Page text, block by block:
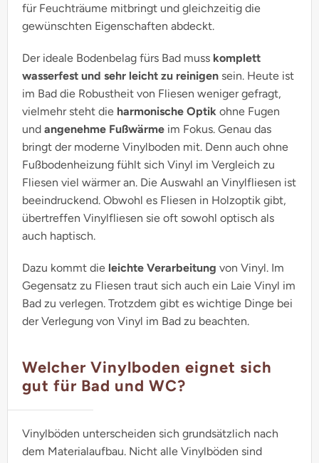
für Feuchträume mitbringt und gleichzeitig die
gewünschten Eigenschaften abdeckt.
Der ideale Bodenbelag fürs Bad muss komplett
wasserfest und sehr leicht zu reinigen sein. Heute ist
im Bad die Robustheit von Fliesen weniger gefragt,
vielmehr steht die harmonische Optik ohne Fugen
und angenehme Fußwärme im Fokus. Genau das
bringt der moderne Vinylboden mit. Denn auch ohne
Fußbodenheizung fühlt sich Vinyl im Vergleich zu
Fliesen viel wärmer an. Die Auswahl an Vinylfliesen ist
beeindruckend. Obwohl es Fliesen in Holzoptik gibt,
übertreffen Vinylfliesen sie oft sowohl optisch als
auch haptisch.
Dazu kommt die leichte Verarbeitung von Vinyl. Im
Gegensatz zu Fliesen traut sich auch ein Laie Vinyl im
Bad zu verlegen. Trotzdem gibt es wichtige Dinge bei
der Verlegung von Vinyl im Bad zu beachten.
Welcher Vinylboden eignet sich
gut für Bad und WC?
Vinylböden unterscheiden sich grundsätzlich nach
dem Materialaufbau. Nicht alle Vinylböden sind